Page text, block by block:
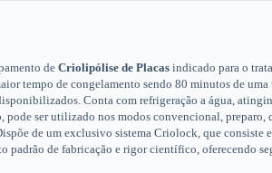
de Criolipólise de Placas indicado para o
tempo de congelamento sendo 80 minutos de
Conta com refrigeração a água,
pode ser utilizado nos modos convencional,
de um exclusivo sistema Criolock, que consiste
padrão de fabricação e rigor científico, oferecendo